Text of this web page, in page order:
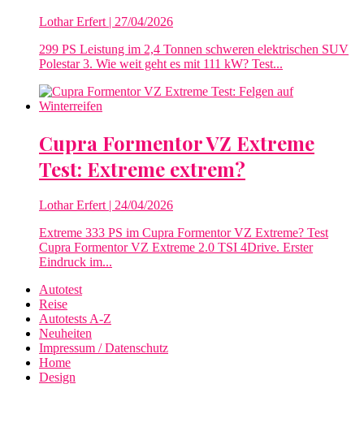
Lothar Erfert | 27/04/2026
299 PS Leistung im 2,4 Tonnen schweren elektrischen SUV
Polestar 3. Wie weit geht es mit 111 kW? Test...
Cupra Formentor VZ Extreme
Test: Extreme extrem?
Lothar Erfert | 24/04/2026
Extreme 333 PS im Cupra Formentor VZ Extreme? Test
Cupra Formentor VZ Extreme 2.0 TSI 4Drive. Erster
Eindruck im...
Autotest
Reise
Autotests A-Z
Neuheiten
Impressum / Datenschutz
Home
Design